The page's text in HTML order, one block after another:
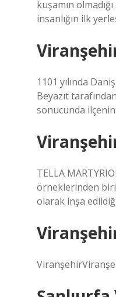
kuşamın
insanlığın ilk
1101 yılında
Beyazıt
sonucunda
TELLA
örneklerinden
olarak inşa